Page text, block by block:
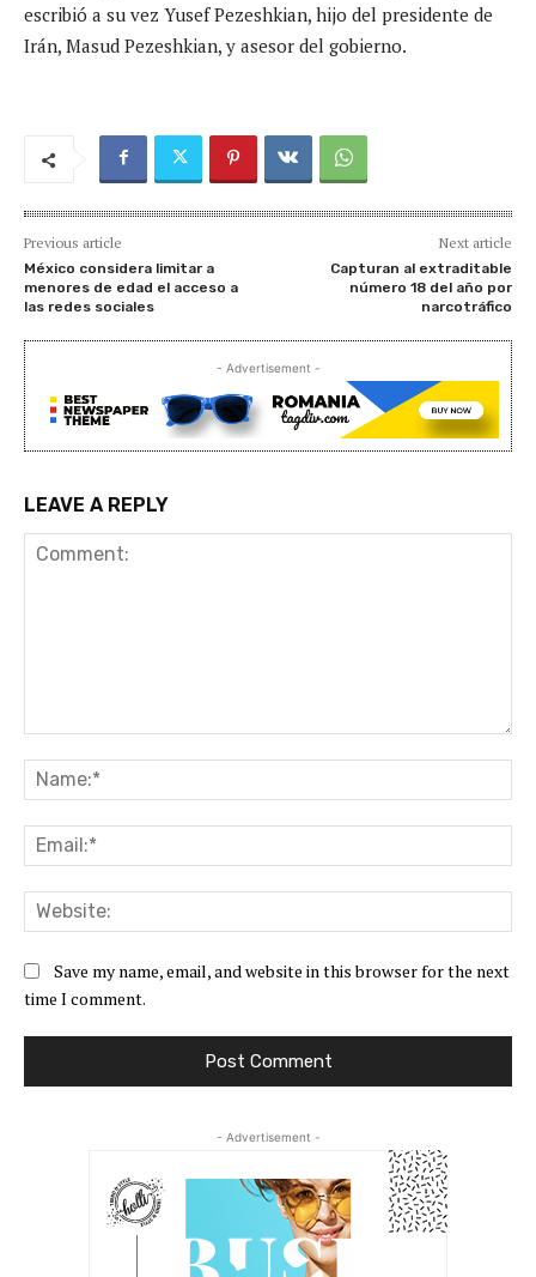
escribió a su vez Yusef Pezeshkian, hijo del presidente de
Irán, Masud Pezeshkian, y asesor del gobierno.
Previous article
México considera limitar a
menores de edad el acceso a
las redes sociales
Next article
Capturan al extraditable
número 18 del año por
narcotráfico
- Advertisement -
LEAVE A REPLY
Save my name, email, and website in this browser for the next
time I comment.
- Advertisement -